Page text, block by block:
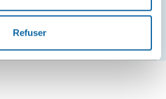
Refuser
S'inscrire